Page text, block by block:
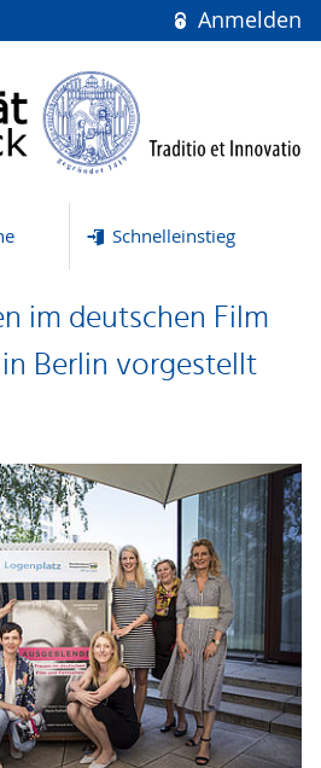
Anmelden
Schnelleinstieg
im deutschen Film
Berlin vorgestellt